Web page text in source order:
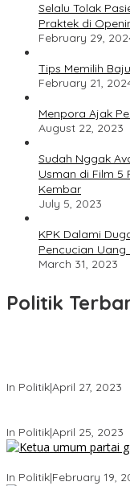
Selalu Tolak
Praktek di
February 29,
Tips Memilih
February 21,
Menpora Ajak
August 22, 2023
Sudah Nggak
Usman di Film 5
Kembar
July 5, 2023
KPK Dalami
Pencucian Uang
March 31, 2023
Politik
In Politik|April 27, 2023
In Politik|April 25, 2023
In Politik|February 19,